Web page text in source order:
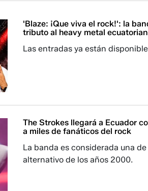
'Blaze: ¡Que viva el rock!': la
tributo al heavy metal
Las entradas ya están
The Strokes llegará a Ecuador
a miles de fanáticos del rock
La banda es considerada una
alternativo de los años 2000.